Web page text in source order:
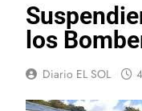
los
Diario EL SOL